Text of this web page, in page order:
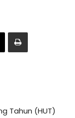
Tahun (HUT)